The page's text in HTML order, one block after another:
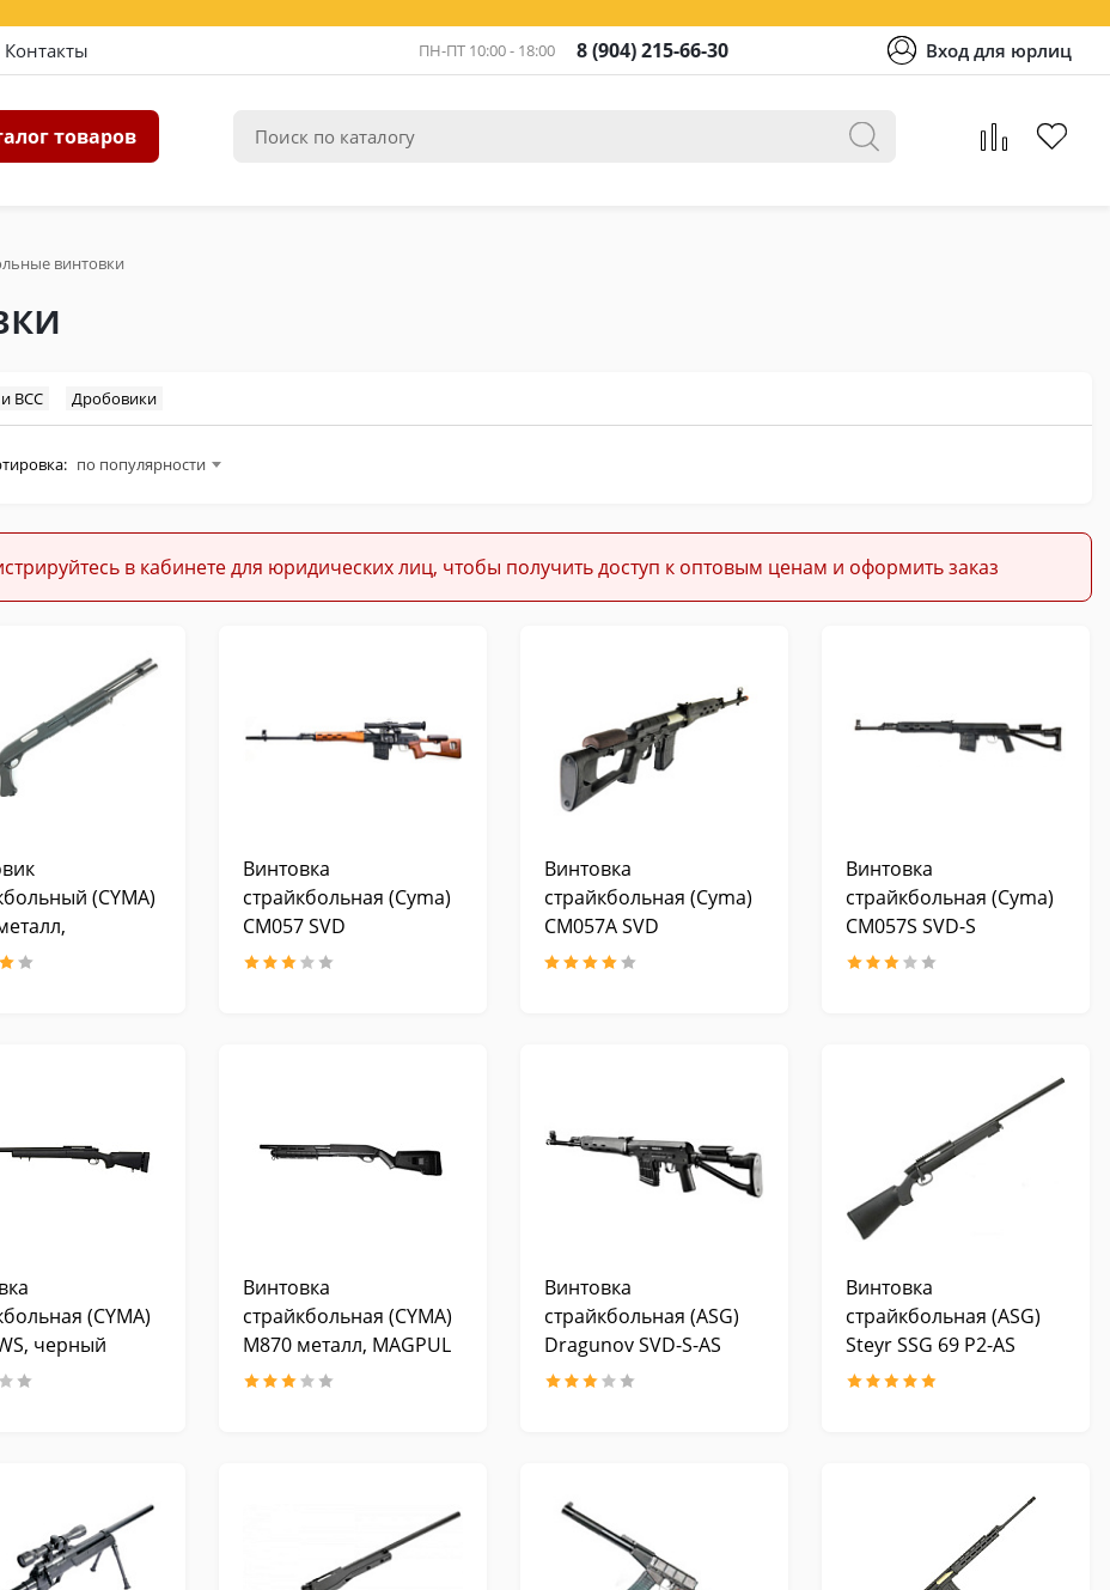
Контакты ПН-ПТ 10:00 - 18:00 8 (904) 215-66-30 Вход для юрлиц
товаров
винтовки
ВСС Дробовики
по популярности
в кабинете для юридических лиц, чтобы получить доступ к оптовым ценам и оформить заказ
(CYMA)
приклад
Винтовка
страйкбольная (Cyma)
CM057 SVD
Винтовка
страйкбольная (Cyma)
CM057A SVD
Винтовка
страйкбольная (Cyma)
CM057S SVD-S
(CYMA)
черный
рельса,
Винтовка
страйкбольная (CYMA)
M870 металл, MAGPUL
SPRING CM355M BK
Винтовка
страйкбольная (ASG)
Dragunov SVD-S-AS
Винтовка
страйкбольная (ASG)
Steyr SSG 69 P2-AS